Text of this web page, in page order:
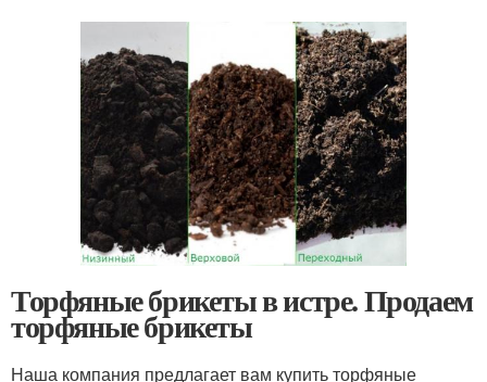
Торфяные брикеты в истре. Продаем
торфяные брикеты
Наша компания предлагает вам купить торфяные